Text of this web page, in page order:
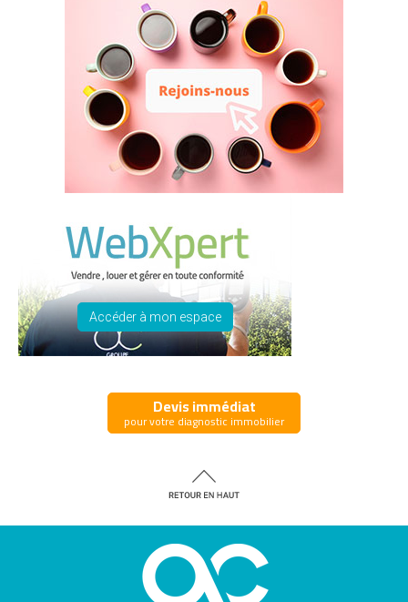
Accéder à mon espace
Devis immédiat
pour votre diagnostic immobilier